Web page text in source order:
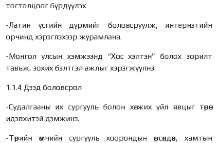
тогтолцоог бүрдүүлэх
-Латин үсгийн дүрмийг боловсруулж, интернэтийн
орчинд хэрэглэхээр журамлана.
-Монгол улсын хэмжээнд “Хос хэлтэн” болох зорилт
тавьж, зохих бэлтгэл ажлыг хэрэгжүүлнэ.
1.1.4 Дээд боловсрол
-Судалгааны их сургууль болон хөгжих үйл явцыг төрөөс
идэвхитэй дэмжинэ.
-Төрийн өмчийн сургууль хоорондын өрсөлдөөн, хамтын